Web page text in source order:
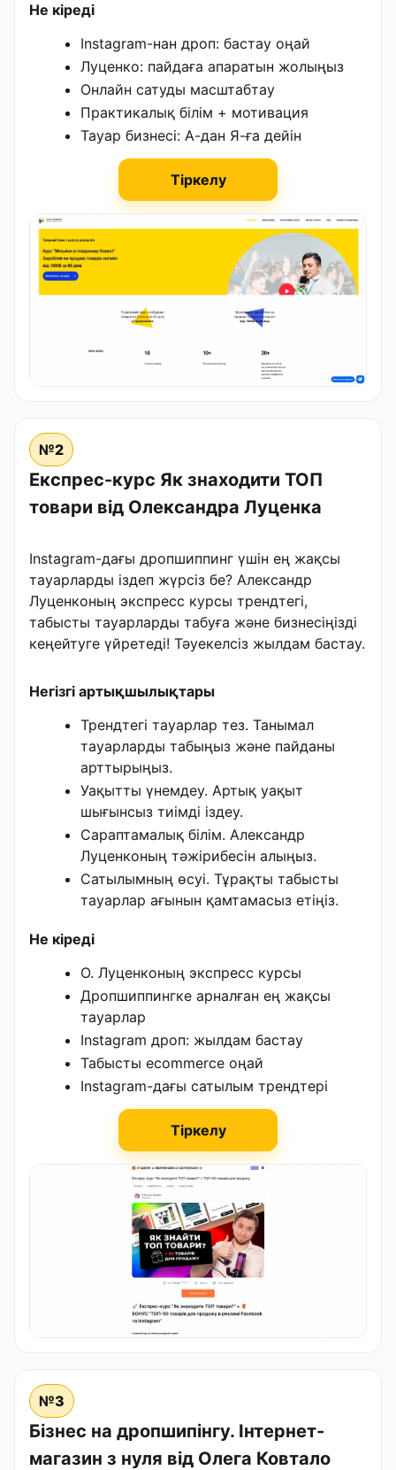
Не кіреді
Instagram-нан дроп: бастау оңай
Луценко: пайдаға апаратын жолыңыз
Онлайн сатуды масштабтау
Практикалық білім + мотивация
Тауар бизнесі: А-дан Я-ға дейін
Тіркелу
№2
Експрес-курс Як знаходити ТОП
товари від Олександра Луценка
Instagram-дағы дропшиппинг үшін ең жақсы
тауарларды іздеп жүрсіз бе? Александр
Луценконың экспресс курсы трендтегі,
табысты тауарларды табуға және бизнесіңізді
кеңейтуге үйретеді! Тәуекелсіз жылдам бастау.
Негізгі артықшылықтары
Трендтегі тауарлар тез. Танымал
тауарларды табыңыз және пайданы
арттырыңыз.
Уақытты үнемдеу. Артық уақыт
шығынсыз тиімді іздеу.
Сараптамалық білім. Александр
Луценконың тәжірибесін алыңыз.
Сатылымның өсуі. Тұрақты табысты
тауарлар ағынын қамтамасыз етіңіз.
Не кіреді
О. Луценконың экспресс курсы
Дропшиппингке арналған ең жақсы
тауарлар
Instagram дроп: жылдам бастау
Табысты ecommerce оңай
Instagram-дағы сатылым трендтері
Тіркелу
№3
Бізнес на дропшипінгу. Інтернет-
магазин з нуля від Олега Ковтало